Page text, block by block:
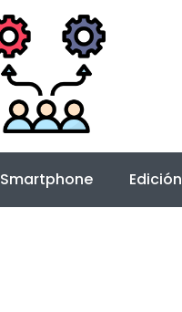
Smartphone Edición